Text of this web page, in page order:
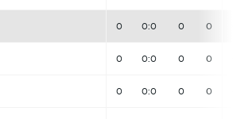
0 0:0 0 0
0 0:0 0 0
0 0:0 0 0